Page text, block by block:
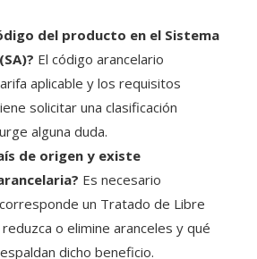
del producto en el Sistema
El código arancelario
aplicable y los requisitos
solicitar una clasificación
alguna duda.
de origen y existe
Es necesario
un Tratado de Libre
o elimine aranceles y qué
dicho beneficio.